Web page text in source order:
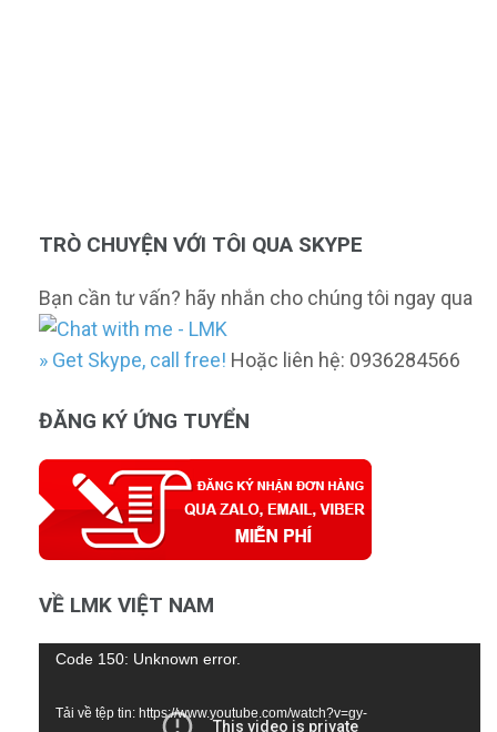
TRÒ CHUYỆN VỚI TÔI QUA SKYPE
Bạn cần tư vấn? hãy nhắn cho chúng tôi ngay qua
» Get Skype, call free! Hoặc liên hệ: 0936284566
ĐĂNG KÝ ỨNG TUYỂN
VỀ LMK VIỆT NAM
Trình
Video
Code 150: Unknown error.
Tải về tệp tin: https://www.youtube.com/watch?v=gy-